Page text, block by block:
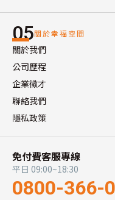
05關於幸福空間
關於我們
公司歷程
企業徵才
聯絡我們
隱私政策
免付費客服專線
平日 09:00~18:30
0800-366-